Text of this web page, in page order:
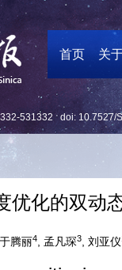
首页 关
531332 doi: 10.7527/
优化的双动
腾丽4, 孟凡琛3, 刘亚仪